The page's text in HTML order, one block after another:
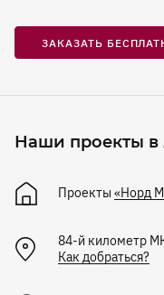
ЗАКАЗАТЬ
Наши проекты в
Проекты «Норд
84-й километр
Как добраться?